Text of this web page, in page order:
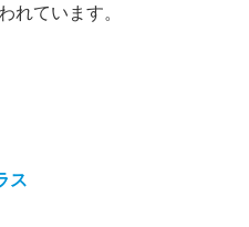
れています。
ス